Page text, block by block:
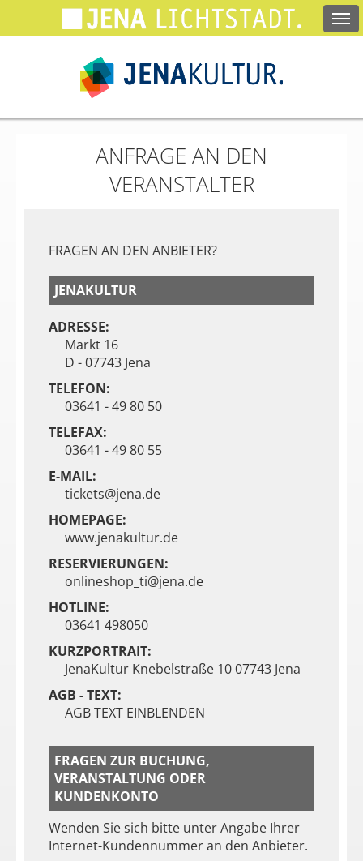
zum
ANFRAGE AN DEN
VERANSTALTER
FRAGEN AN DEN ANBIETER?
JENAKULTUR
ADRESSE:
Markt 16
D - 07743 Jena
TELEFON:
03641 - 49 80 50
TELEFAX:
03641 - 49 80 55
E-MAIL:
tickets@jena.de
HOMEPAGE:
www.jenakultur.de
RESERVIERUNGEN:
onlineshop_ti@jena.de
HOTLINE:
03641 498050
KURZPORTRAIT:
JenaKultur Knebelstraße 10 07743 Jena
AGB - TEXT:
AGB TEXT EINBLENDEN
FRAGEN ZUR BUCHUNG,
VERANSTALTUNG ODER
KUNDENKONTO
Wenden Sie sich bitte unter Angabe Ihrer
Internet-Kundennummer an den Anbieter.